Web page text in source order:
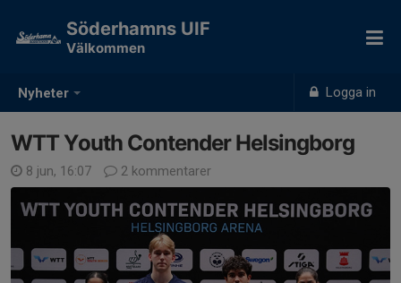
Nyheter Logga in
Söderhamns UIF
Välkommen
WTT Youth Contender Helsingborg
8 jun, 16:07 2 kommentarer